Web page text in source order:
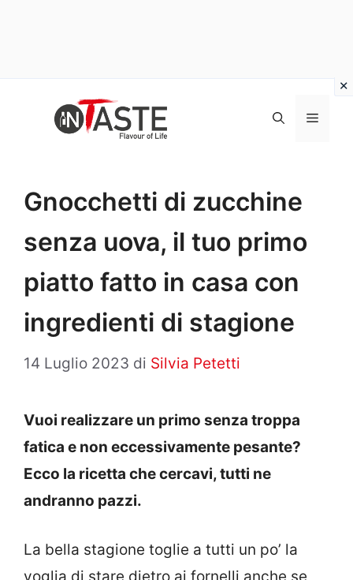
Menu
Gnocchetti di zucchine
senza uova, il tuo primo
piatto fatto in casa con
ingredienti di stagione
14 Luglio 2023 di Silvia Petetti
Vuoi realizzare un primo senza troppa
fatica e non eccessivamente pesante?
Ecco la ricetta che cercavi, tutti ne
andranno pazzi.
La bella stagione toglie a tutti un po’ la